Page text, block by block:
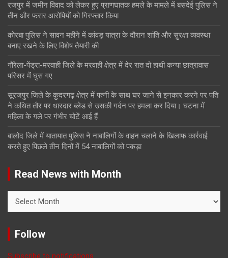
रजपुर में जमीन विवाद को लेकर हुए प्राणघातक हमले के मामले में बसदेई पुलिस ने
तीन और फरार आरोपियों को गिरफ्तार किया
कोरबा पुलिस ने सावन महीने में कांवड़ यात्रा के दौरान शांति और सुरक्षा व्यवस्था
बनाए रखने के लिए विशेष तैयारी की
गौरेला-पेंड्रा-मरवाही जिले के मरवाही क्षेत्र में देर रात दो हाथी कन्या छात्रावास
परिसर में घुस गए
सूरजपुर जिले के कुदरगढ़ क्षेत्र में पत्नी के साथ घर जाने से इनकार करने पर पति
ने कथित तौर पर धारदार ब्लेड से उसकी गर्दन पर हमला कर दिया। घटना में
महिला के गले पर गंभीर चोटें आई हैं
बालोद जिले में यातायात पुलिस ने नाबालिगों के वाहन चलाने के खिलाफ कार्रवाई
करते हुए पिछले तीन दिनों में 54 नाबालिगों को पकड़ा
Read News with Month
News
Month
Follow
Subscribe to notifications